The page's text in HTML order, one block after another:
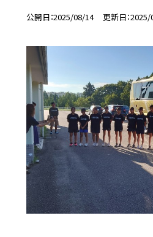
公開日 2025/08/14 更新日 2025/